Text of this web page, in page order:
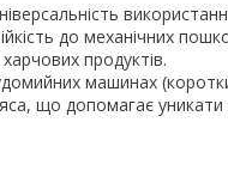
до механічних
продуктів.
машинах
що допомагає